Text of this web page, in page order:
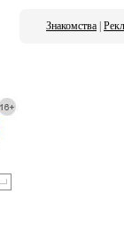
Знакомства